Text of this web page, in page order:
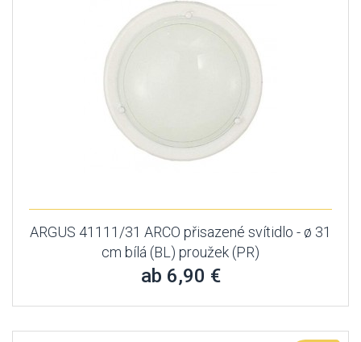
ARGUS 41111/31 ARCO přisazené svítidlo - ø 31
cm bílá (BL) proužek (PR)
ab 6,90 €